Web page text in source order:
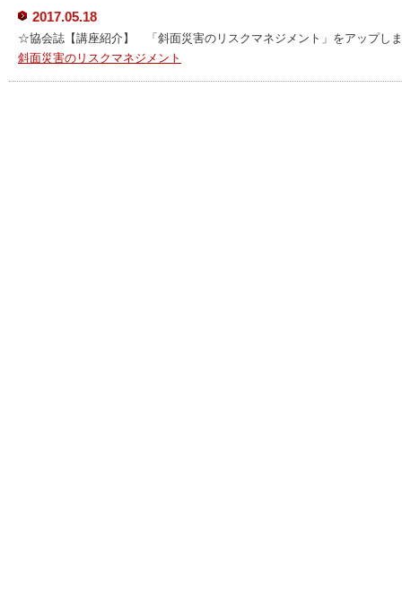
2017.05.18
☆協会誌【講座紹介】 「斜面災害のリスクマネジメント」をアップし
斜面災害のリスクマネジメント